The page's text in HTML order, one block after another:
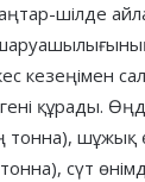
шілде
кезеңімен
құрады.
шұжық
сүт